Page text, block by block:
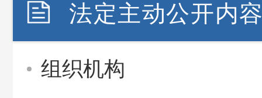
法定主动公开内
组织机构